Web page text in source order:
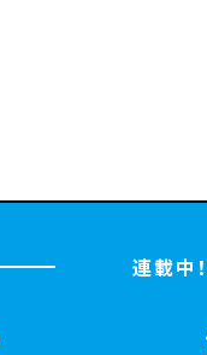
連載中！